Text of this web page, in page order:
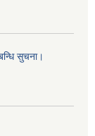
सुचना।